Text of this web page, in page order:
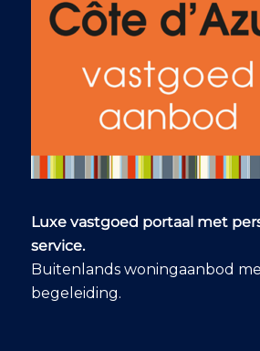
sfeervolle lunch. Ons
droomhuis vonden
een prachtige plek
met zee- en
boszicht, de juiste
indeling en
voldoende potentieel
stijl kunnen
tijdens het formele
traject – van
onderhandeling tot
juridische afwikkeling
– hield Ab alles
scherp in de gaten
Luxe vastgoed portaal met
service.
Buitenlands woningaanbod
begeleiding.